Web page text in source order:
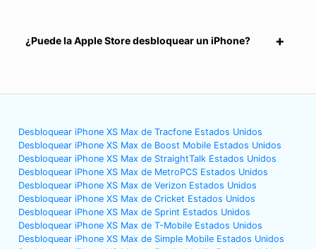
¿Puede la Apple Store desbloquear un iPhone?
Desbloquear iPhone XS Max de Tracfone Estados Unidos
Desbloquear iPhone XS Max de Boost Mobile Estados Unidos
Desbloquear iPhone XS Max de StraightTalk Estados Unidos
Desbloquear iPhone XS Max de MetroPCS Estados Unidos
Desbloquear iPhone XS Max de Verizon Estados Unidos
Desbloquear iPhone XS Max de Cricket Estados Unidos
Desbloquear iPhone XS Max de Sprint Estados Unidos
Desbloquear iPhone XS Max de T-Mobile Estados Unidos
Desbloquear iPhone XS Max de Simple Mobile Estados Unidos